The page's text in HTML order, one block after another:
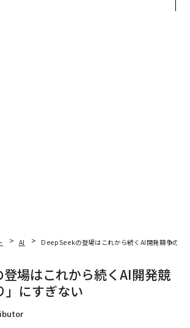
2026年9月号発売中
AI
DeepSeekの登場はこれから続くAI開発競争の「
場はこれから続くAI開発競
」にすぎない